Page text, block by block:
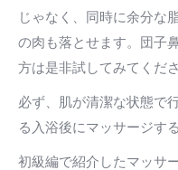
じゃなく、同時に余分な
の肉も落とせます。団子
方は是非試してみてくださ
必ず、肌が清潔な状態で
る入浴後にマッサージす
初級編で紹介したマッサ